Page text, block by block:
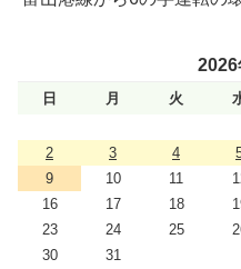
2026
日 月 火
2
3 4
9
10 11
16
17 18
23
24 25
30
31